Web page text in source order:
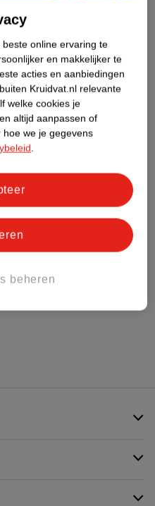
(nog) geen Nature
online ervaring te
en makkelijker te
acties en aanbiedingen
Kruidvat.nl relevante
welke cookies je
altijd aanpassen of
we je gegevens
.
beheren